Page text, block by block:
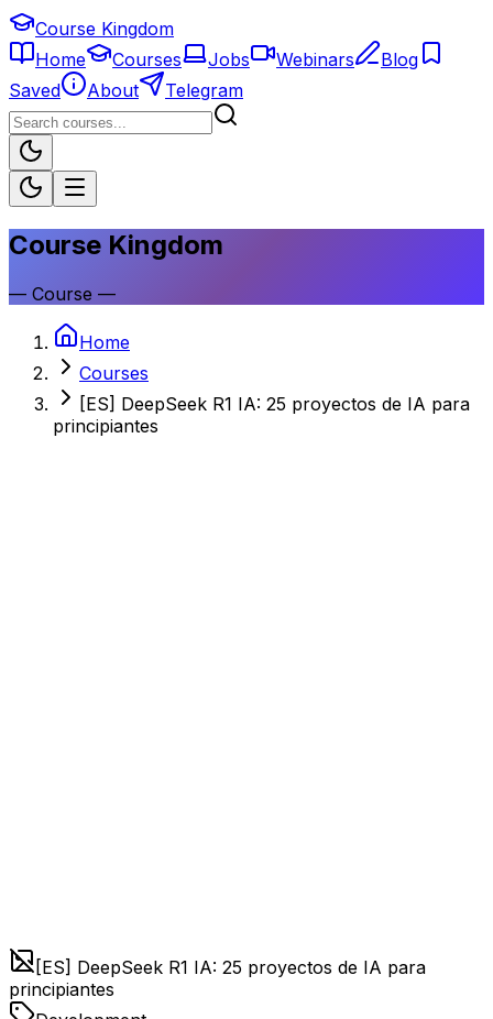
Course Kingdom
Home
Courses Jobs Webinars
Blog
Saved
About Telegram
Course Kingdom
— Course —
Home
Courses
[ES] DeepSeek R1 IA: 25 proyectos de IA para
principiantes
[ES] DeepSeek R1 IA: 25 proyectos de IA para
principiantes